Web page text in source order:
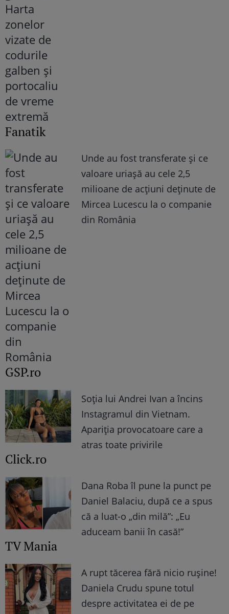
Fanatik
Unde au fost transferate și ce
valoare uriașă au cele 2,5
milioane de acțiuni deținute de
Mircea Lucescu la o companie
din România
GSP.ro
Soția lui Andrei Ivan a încins
Instagramul din Vietnam.
Apariția provocatoare care a
atras toate privirile
Click.ro
Dana Roba îl pune la punct pe
Daniel Balaciu, după ce a spus
că a luat-o „din milă”: „Eu
aduceam banii în casă!”
TV Mania
A rupt tăcerea fără nicio rușine!
Daniela Crudu spune totul
despre activitatea ei de pe